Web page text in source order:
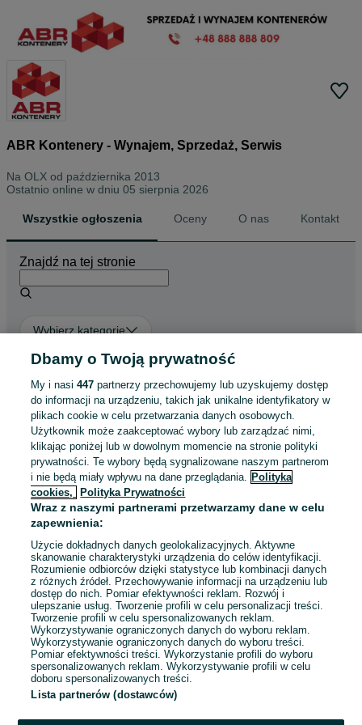
ABR Kontenery - Wynajem, Sprzedaż, Serwis
Na OLX od października 2013
Ostatnio online w dniu 05 sierpnia 2026
Wszystkie ogłoszenia Oceny O nas Kontakt
Znajdź na tej stronie
Wybierz kategorię
ZNALEŹLIŚMY 0
Sortowanie Opcje przeglądania
Przepraszamy, nie znaleźliśmy tego,
czego szukasz.
Dbamy o Twoją prywatność
My i nasi447 partnerzy przechowujemy lub uzyskujemy dostęp
do informacji na urządzeniu, takich jak unikalne identyfikatory w
plikach cookie w celu przetwarzania danych osobowych.
Użytkownik może zaakceptować wybory lub zarządzać nimi,
klikając poniżej lub w dowolnym momencie na stronie polityki
prywatności. Te wybory będą sygnalizowane naszym partnerom
i nie będą miały wpływu na dane przeglądania. Polityka
cookies,
Polityka Prywatności
Wraz z naszymi partnerami przetwarzamy dane w celu
zapewnienia:
Użycie dokładnych danych geolokalizacyjnych. Aktywne
skanowanie charakterystyki urządzenia do celów identyfikacji.
Rozumienie odbiorców dzięki statystyce lub kombinacji danych
z różnych źródeł. Przechowywanie informacji na urządzeniu lub
dostęp do nich. Pomiar efektywności reklam. Rozwój i
ulepszanie usług. Tworzenie profili w celu personalizacji treści.
Tworzenie profili w celu spersonalizowanych reklam.
Wykorzystywanie ograniczonych danych do wyboru reklam.
Wykorzystywanie ograniczonych danych do wyboru treści.
Pomiar efektywności treści. Wykorzystanie profili do wyboru
spersonalizowanych reklam. Wykorzystywanie profili w celu
doboru spersonalizowanych treści.
Lista partnerów (dostawców)